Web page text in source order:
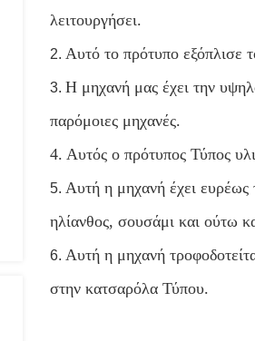
λειτουργήσει.
2. Αυτό το πρότυπο εξόπλισε
3. Η μηχανή μας έχει την
παρόμοιες μηχανές.
4. Αυτός ο πρότυπος Τύπος
5. Αυτή η μηχανή έχει ευρέως
ηλίανθος, σουσάμι και ούτω
6. Αυτή η μηχανή
στην κατσαρόλα Τύπου.